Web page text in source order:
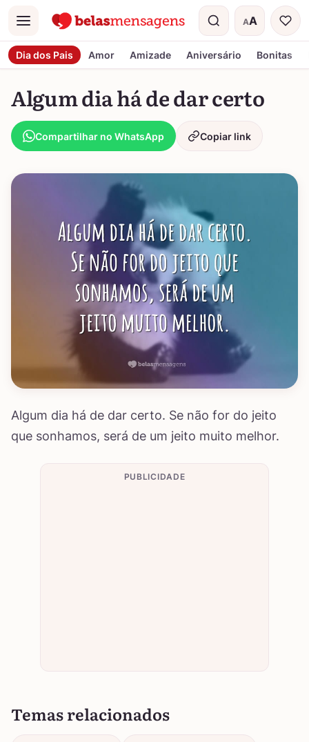
Menu AA
Tamanho do
Dia dos Pais Amor Amizade Aniversário Bonitas
Algum dia há de dar certo
Compartilhar no WhatsApp Copiar link
Algum dia há de dar certo. Se não for do jeito
que sonhamos, será de um jeito muito melhor.
PUBLICIDADE
Temas relacionados